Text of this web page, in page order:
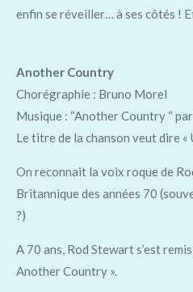
enfin se réveiller… à ses côtés !
Another Country
Chorégraphie : Bruno Morel
Musique : “Another Country “
Le titre de la chanson veut dire «
On reconnait la voix roque de
Britannique des années 70
?)
A 70 ans, Rod Stewart s’est
Another Country ».